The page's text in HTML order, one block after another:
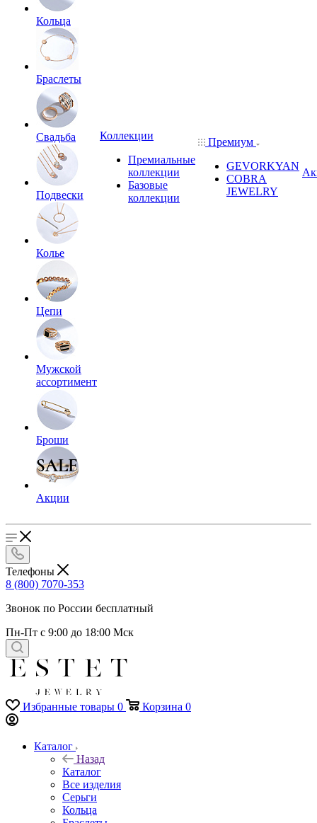
Кольца
Браслеты
Свадьба
Подвески
Колье
Цепи
Мужской
ассортимент
Броши
Акции
Коллекции
Премиальные
коллекции
Базовые
коллекции
Премиум
GEVORKYAN
COBRA
JEWELRY
Телефоны
8 (800) 7070-353
Звонок по России бесплатный
Пн-Пт с 9:00 до 18:00 Мск
Избранные товары 0 Корзина 0
Каталог
Назад
Каталог
Все изделия
Серьги
Кольца